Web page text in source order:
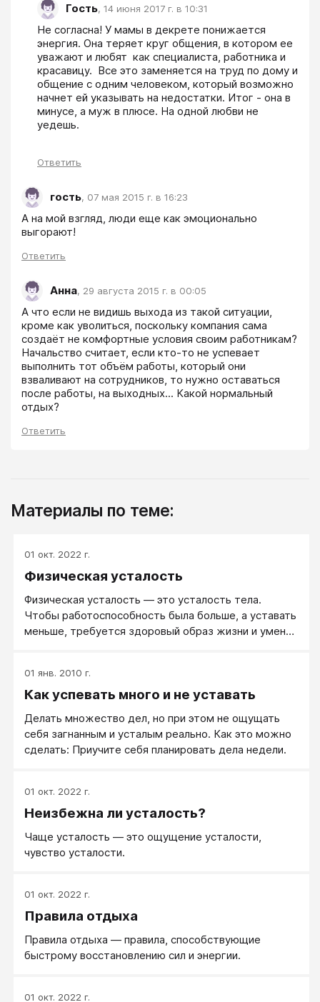
Гость, 14 июня 2017 г. в 10:31
Не согласна! У мамы в декрете понижается
энергия. Она теряет круг общения, в котором ее
уважают и любят  как специалиста, работника и
красавицу.  Все это заменяется на труд по дому и
общение с одним человеком, который возможно
начнет ей указывать на недостатки. Итог - она в
минусе, а муж в плюсе. На одной любви не
уедешь.
Ответить
гость, 07 мая 2015 г. в 16:23
А на мой взгляд, люди еще как эмоционально
выгорают!
Ответить
Анна, 29 августа 2015 г. в 00:05
А что если не видишь выхода из такой ситуации,
кроме как уволиться, поскольку компания сама
создаёт не комфортные условия своим работникам?
Начальство считает, если кто-то не успевает
выполнить тот объём работы, который они
взваливают на сотрудников, то нужно оставаться
после работы, на выходных... Какой нормальный
отдых?
Ответить
Материалы по теме:
01 окт. 2022 г.
Физическая усталость
Физическая усталость — это усталость тела.
Чтобы работоспособность была больше, а уставать
меньше, требуется здоровый образ жизни и умение
стороны, важно быть честным с самим собой и не
допускать усталость, вызванную внутренней
01 янв. 2010 г.
Как успевать много и не уставать
Делать множество дел, но при этом не ощущать
себя загнанным и усталым реально. Как это можно
сделать: Приучите себя планировать дела недели.
01 окт. 2022 г.
Неизбежна ли усталость?
Чаще усталость — это ощущение усталости,
чувство усталости.
01 окт. 2022 г.
Правила отдыха
Правила отдыха — правила, способствующие
быстрому восстановлению сил и энергии.
01 окт. 2022 г.